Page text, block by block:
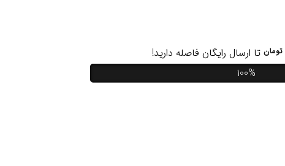
تومان تا ارسال رایگان فاصله دارید!
100%